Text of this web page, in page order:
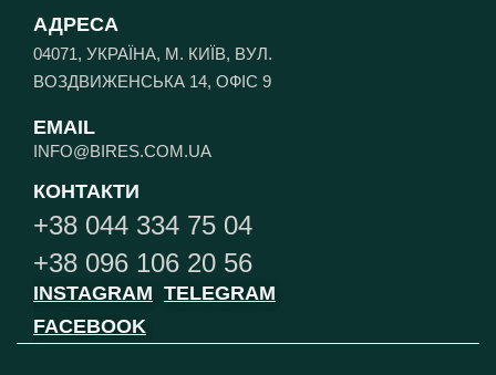
АДРЕСА
04071, УКРАЇНА, М. КИЇВ, ВУЛ.
ВОЗДВИЖЕНСЬКА 14, ОФІС 9
EMAIL
INFO@BIRES.COM.UA
КОНТАКТИ
+38 044 334 75 04
+38 096 106 20 56
INSTAGRAM TELEGRAM
FACEBOOK